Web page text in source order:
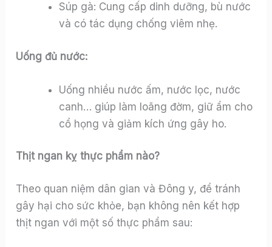
Súp gà: Cung cấp dinh dưỡng, bù nước
và có tác dụng chống viêm nhẹ.
Uống đủ nước:
Uống nhiều nước ấm, nước lọc, nước
canh… giúp làm loãng đờm, giữ ẩm cho
cổ họng và giảm kích ứng gây ho.
Thịt ngan kỵ thực phẩm nào?
Theo quan niệm dân gian và Đông y, để tránh
gây hại cho sức khỏe, bạn không nên kết hợp
thịt ngan với một số thực phẩm sau: